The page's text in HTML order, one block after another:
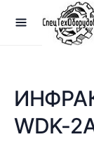
WDK-